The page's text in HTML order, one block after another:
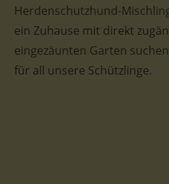
Herdenschutzhund-
ein Zuhause mit direkt
eingezäunten Garten
für all unsere Schützlinge.